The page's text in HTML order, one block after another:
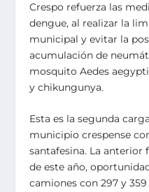
Crespo refuerza las
dengue, al realizar la
municipal y evitar la
acumulación de
mosquito Aedes
y chikungunya.
Esta es la segunda
municipio crespense
santafesina. La anterior
de este año,
camiones con 297 y